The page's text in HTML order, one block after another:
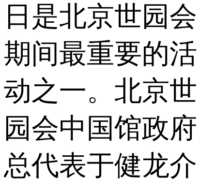
日是北京世园会
期间最重要的活
动之一。北京世
园会中国馆政府
总代表于健龙介